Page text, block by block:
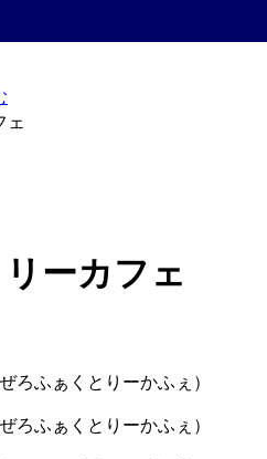
ェ
ーカフェ
ろふぁくとりーかふぇ）
ろふぁくとりーかふぇ）